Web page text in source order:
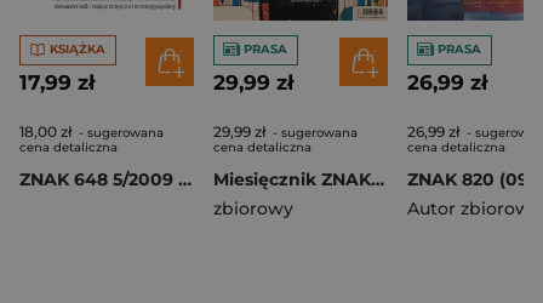
KSIĄŻKA
17,99 zł
18,00 zł - sugerowana
cena detaliczna
ZNAK 648 5/2009 - Piękna Dwudziestoletnia
PRASA
29,99 zł
29,99 zł - sugerowana
cena detaliczna
Miesięcznik ZNAK 845 (10/2025) - Między słowami. Jak budować głębsze relacje
zbiorowy
PRASA
26,99 zł
26,99 zł -
cena detaliczna
Autor zbiorowy